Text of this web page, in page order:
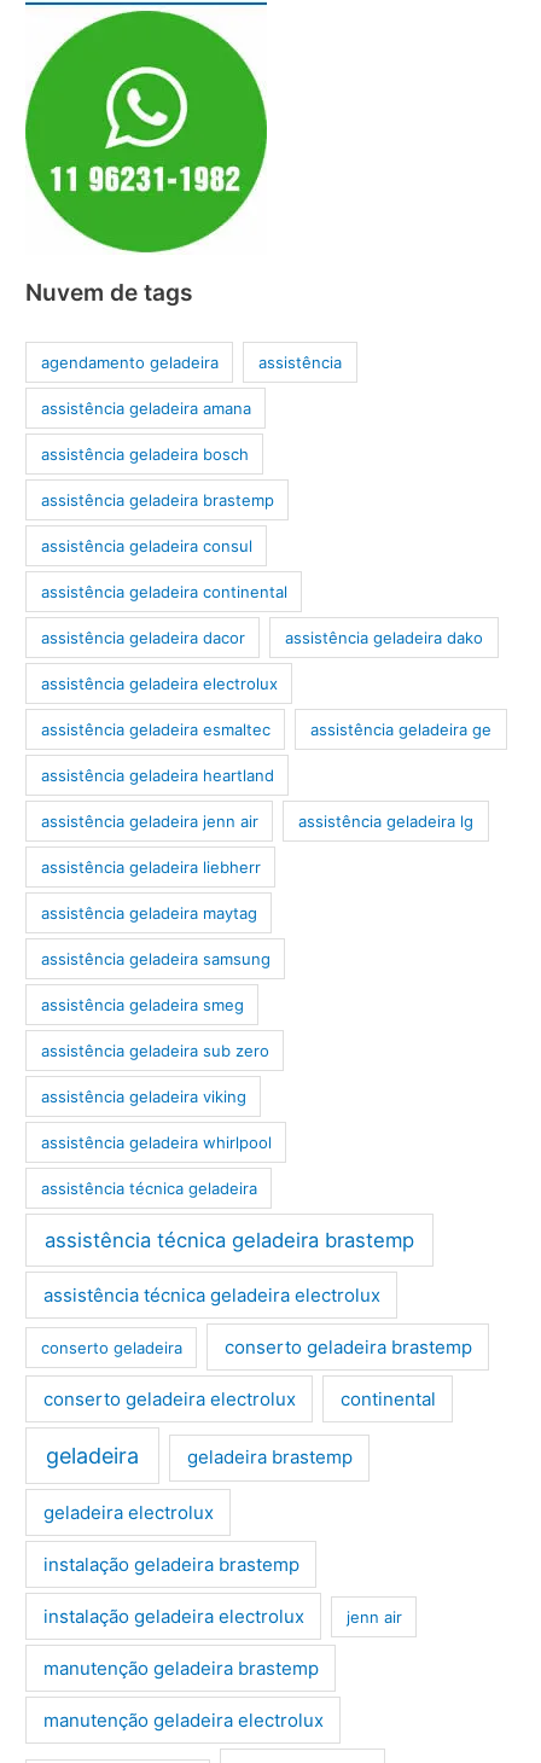
Nuvem de tags
agendamento geladeira assistência
assistência geladeira amana
assistência geladeira bosch
assistência geladeira brastemp
assistência geladeira consul
assistência geladeira continental
assistência geladeira dacor assistência geladeira dako
assistência geladeira electrolux
assistência geladeira esmaltec assistência geladeira ge
assistência geladeira heartland
assistência geladeira jenn air assistência geladeira lg
assistência geladeira liebherr
assistência geladeira maytag
assistência geladeira samsung
assistência geladeira smeg
assistência geladeira sub zero
assistência geladeira viking
assistência geladeira whirlpool
assistência técnica geladeira
assistência técnica geladeira brastemp
assistência técnica geladeira electrolux
conserto geladeira conserto geladeira brastemp
conserto geladeira electrolux continental
geladeira geladeira brastemp
geladeira electrolux
instalação geladeira brastemp
instalação geladeira electrolux jenn air
manutenção geladeira brastemp
manutenção geladeira electrolux